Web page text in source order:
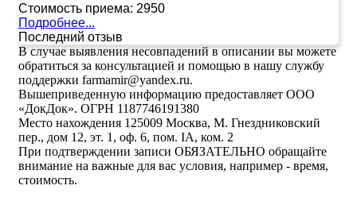
Стоимость приема: 2950
Подробнее...
Последний отзыв
В случае выявления несовпадений в описании вы можете
обратиться за консультацией и помощью в нашу службу
поддержки farmamir@yandex.ru.
Вышеприведенную информацию предоставляет ООО
«ДокДок». ОГРН 1187746191380
Место нахождения 125009 Москва, М. Гнездниковский
пер., дом 12, эт. 1, оф. 6, пом. IA, ком. 2
При подтверждении записи ОБЯЗАТЕЛЬНО обращайте
внимание на важные для вас условия, например - время,
стоимость.